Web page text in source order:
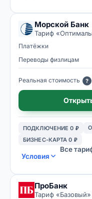
Морской Банк
Тариф «
Платёжки
Переводы физлицам
Реальная стоимость ?
ПОДКЛЮЧЕНИЕ 0 ₽
БИЗНЕС-КАРТА 0 ₽
Условия
Все
ПроБанк
Тариф «Базовый»